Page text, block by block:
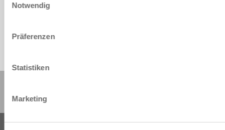
Notwendig
Präferenzen
Statistiken
Marketing